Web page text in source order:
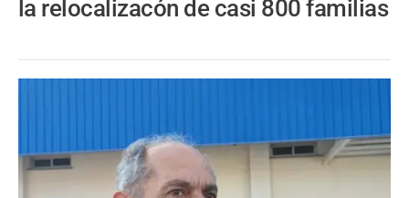
la relocalizacón de casi 800 familias